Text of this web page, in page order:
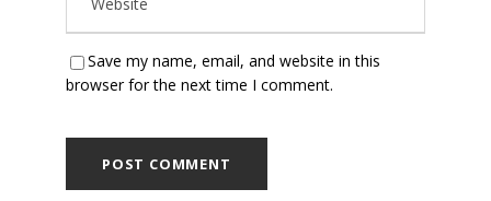
Save my name, email, and website in this
browser for the next time I comment.